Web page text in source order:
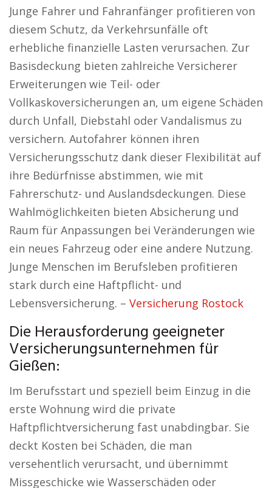
Junge Fahrer und Fahranfänger profitieren von
diesem Schutz, da Verkehrsunfälle oft
erhebliche finanzielle Lasten verursachen. Zur
Basisdeckung bieten zahlreiche Versicherer
Erweiterungen wie Teil- oder
Vollkaskoversicherungen an, um eigene Schäden
durch Unfall, Diebstahl oder Vandalismus zu
versichern. Autofahrer können ihren
Versicherungsschutz dank dieser Flexibilität auf
ihre Bedürfnisse abstimmen, wie mit
Fahrerschutz- und Auslandsdeckungen. Diese
Wahlmöglichkeiten bieten Absicherung und
Raum für Anpassungen bei Veränderungen wie
ein neues Fahrzeug oder eine andere Nutzung.
Junge Menschen im Berufsleben profitieren
stark durch eine Haftpflicht- und
Lebensversicherung. – Versicherung Rostock
Die Herausforderung geeigneter
Versicherungsunternehmen für
Gießen:
Im Berufsstart und speziell beim Einzug in die
erste Wohnung wird die private
Haftpflichtversicherung fast unabdingbar. Sie
deckt Kosten bei Schäden, die man
versehentlich verursacht, und übernimmt
Missgeschicke wie Wasserschäden oder